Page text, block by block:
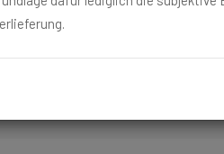
das Hören und Erwachen bei
Schmerzen werden sehr